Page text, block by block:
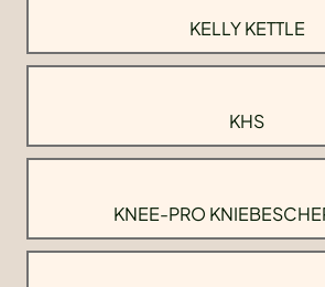
KELLY KETTLE
KHS
KNEE-PRO